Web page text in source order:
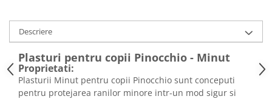
Descriere
Plasturi pentru copii Pinocchio - Minut
Proprietati:
Plasturii Minut pentru copii Pinocchio sunt conceputi
pentru protejarea ranilor minore intr-un mod sigur si